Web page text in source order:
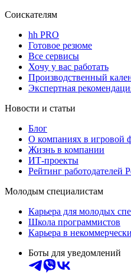
Соискателям
hh PRO
Готовое резюме
Все сервисы
Хочу у вас работать
Производственный
Экспертная
Новости и статьи
Блог
О компаниях в игровой
Жизнь в компании
ИТ-проекты
Рейтинг работодателей
Молодым специалистам
Карьера для молодых
Школа программистов
Карьера в
Боты для уведомлений